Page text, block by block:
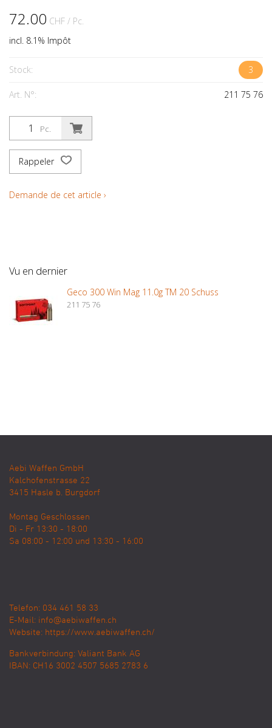
72.00 CHF / Pc.
incl. 8.1% Impôt
Stock: 3
Art. N°: 211 75 76
Pc.
Rappeler
Demande de cet article ›
Vu en dernier
Geco 300 Win Mag 11.0g TM 20 Schuss
211 75 76
Aebi Waffen GmbH
Kalchofenstrasse 22
3415 Hasle b. Burgdorf
Montag Geschlossen
Di - Fr 13:30 - 18:00
Sa 08:00 - 12:00 und 13:30 - 16:00
Telefon: 034 461 58 33
E-Mail: info@aebiwaffen.ch
Website: https://www.aebiwaffen.ch/
Bankverbindung: Valiant Bank AG
IBAN: CH16 3002 4507 5685 2783 6